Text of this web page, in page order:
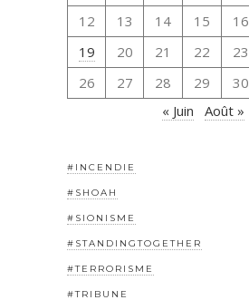
12
13 14 15 16
19
20 21 22 23
26
27 28 29 30
« Juin
Août »
#INCENDIE
#SHOAH
#SIONISME
#STANDINGTOGETHER
#TERRORISME
#TRIBUNE